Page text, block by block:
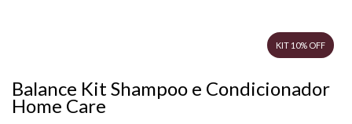
KIT 10% OFF
Balance Kit Shampoo e Condicionador
Home Care